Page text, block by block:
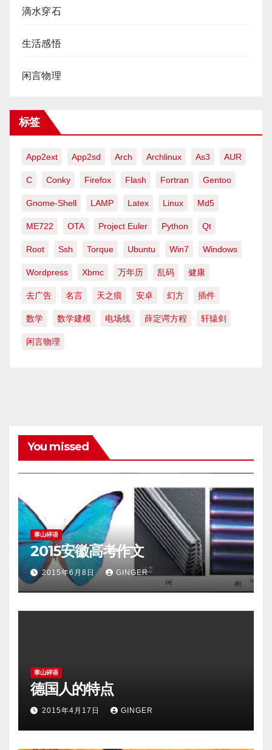
滴水穿石
生活感悟
闲言物理
标签
App2ext App2sd Arch Archlinux As3 AUR
C Conky Firefox Flash Fortran Gentoo
Gnome-Shell LAMP Latex Linux Md5
ME722 OTA Project Euler Python Qt
Root Ssh Torque Ubuntu Win7 Windows
Wordpress Xbmc 万年历 乱码 健康
去广告 名言 天之痕 安卓 幻方 插件
数学 数学建模 电场线 薛定谔方程 轩辕剑
闲言物理
You missed
寒山碎语
2015安徽高考作文
2015年6月8日 GINGER
寒山碎语
德国人的特点
2015年4月17日 GINGER